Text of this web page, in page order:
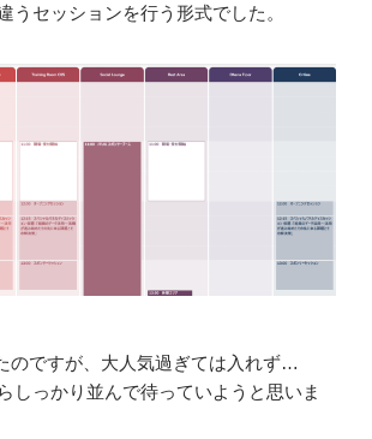
うセッションを行う形式でした。
のですが、大人気過ぎては入れず…
しっかり並んで待っていようと思いま